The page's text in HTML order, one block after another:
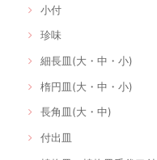
小付
珍味
細長皿(大・中・小)
楕円皿(大・中・小)
長角皿(大・中)
付出皿